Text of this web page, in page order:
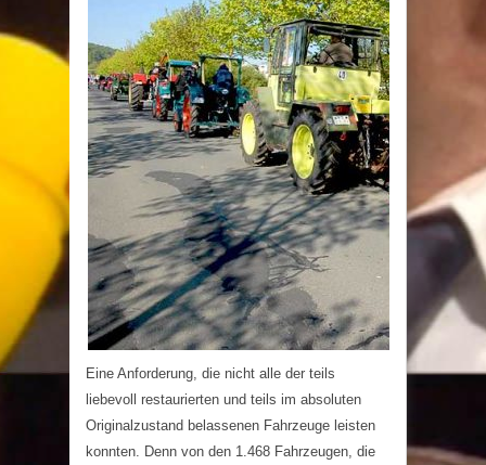
Eine Anforderung, die nicht alle der teils
liebevoll restaurierten und teils im absoluten
Originalzustand belassenen Fahrzeuge leisten
konnten. Denn von den 1.468 Fahrzeugen, die